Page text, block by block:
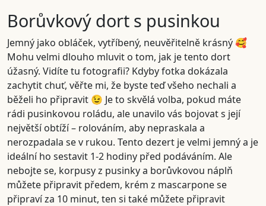
Borůvkový dort s pusinkou
Jemný jako obláček, vytříbený, neuvěřitelně krásný 🥰
Mohu velmi dlouho mluvit o tom, jak je tento dort
úžasný. Vidíte tu fotografii? Kdyby fotka dokázala
zachytit chuť, věřte mi, že byste teď všeho nechali a
běželi ho připravit 😉 Je to skvělá volba, pokud máte
rádi pusinkovou roládu, ale unavilo vás bojovat s její
největší obtíží – rolováním, aby nepraskala a
nerozpadala se v rukou. Tento dezert je velmi jemný a je
ideální ho sestavit 1-2 hodiny před podáváním. Ale
nebojte se, korpusy z pusinky a borůvkovou náplň
můžete připravit předem, krém z mascarpone se
připraví za 10 minut, ten si také můžete připravit